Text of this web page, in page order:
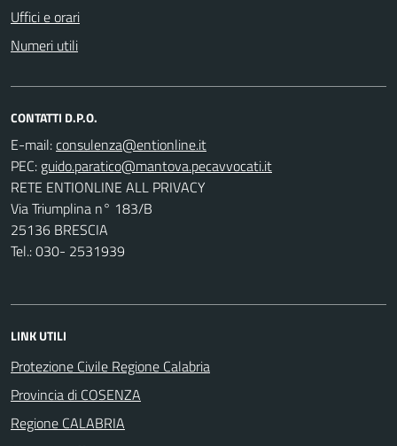
Uffici e orari
Numeri utili
CONTATTI D.P.O.
E-mail:
PEC:
RETE ENTIONLINE ALL PRIVACY
Via Triumplina n° 183/B
25136 BRESCIA
Tel.: 030- 2531939
LINK UTILI
Protezione Civile Regione Calabria
Provincia di COSENZA
Regione CALABRIA